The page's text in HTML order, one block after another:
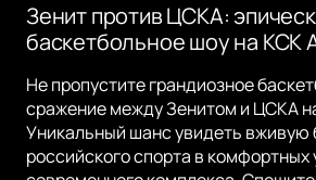
Зенит против ЦСКА:
баскетбольное шоу на КСК
Не пропустите грандиозное
сражение между Зенитом и ЦСКА
Уникальный шанс увидеть вживую
российского спорта в комфортных